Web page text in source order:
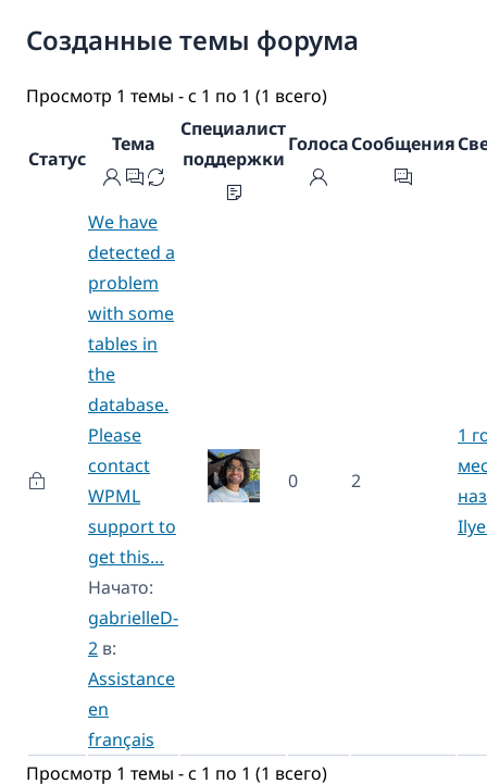
Созданные темы форума
Просмотр 1 темы - с 1 по 1 (1 всего)
Статус
Тема
Специалист
поддержки
ГолосаСообщения
We have
detected a
problem
with some
tables in
the
database.
Please
contact
WPML
support to
get this…
Начато:
gabrielleD-
2 в:
Assistance
en
français
0 2
1
Просмотр 1 темы - с 1 по 1 (1 всего)